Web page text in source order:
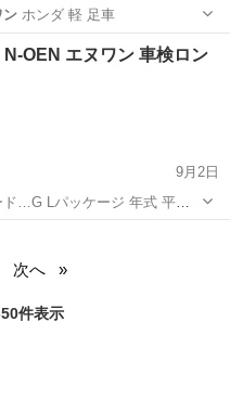
ンホンダ 軽 足車
OEN エヌワン 車検ロン
9月2日
次へ
件表示